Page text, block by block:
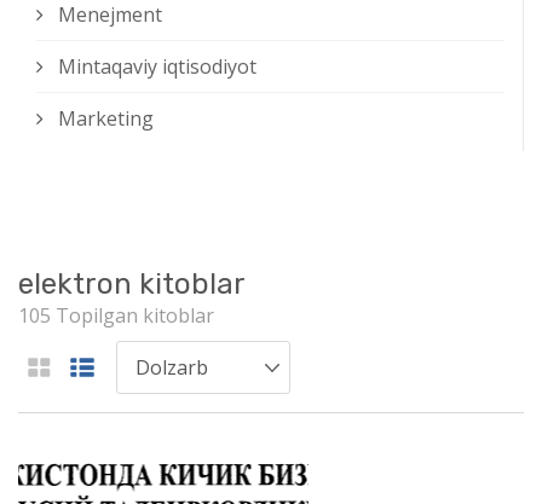
Menejment
Mintaqaviy iqtisodiyot
Marketing
elektron kitoblar
105 Topilgan kitoblar